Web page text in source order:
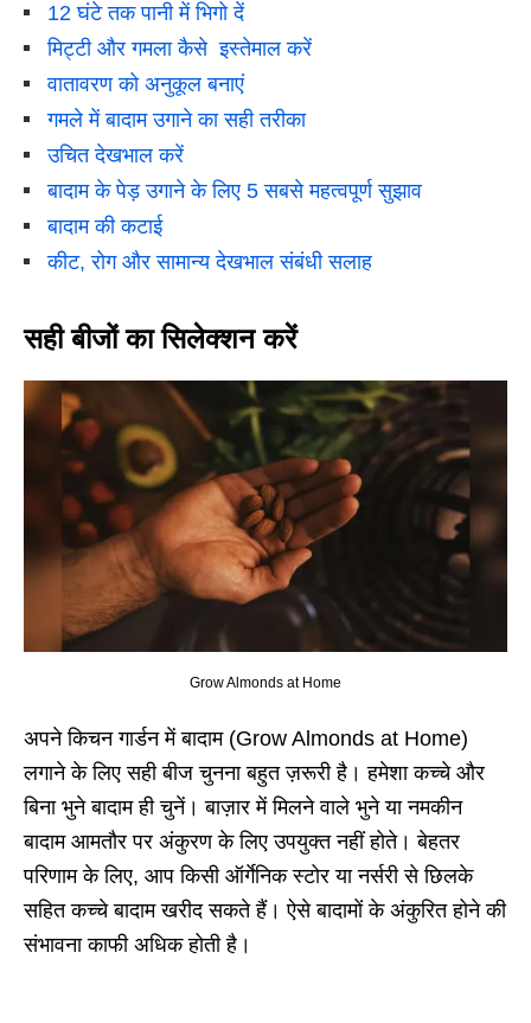
12 घंटे तक पानी में भिगो दें
मिट्टी और गमला कैसे इस्तेमाल करें
वातावरण को अनुकूल बनाएं
गमले में बादाम उगाने का सही तरीका
उचित देखभाल करें
बादाम के पेड़ उगाने के लिए 5 सबसे महत्वपूर्ण सुझाव
बादाम की कटाई
कीट, रोग और सामान्य देखभाल संबंधी सलाह
सही बीजों का सिलेक्शन करें
Grow Almonds at Home
अपने किचन गार्डन में बादाम (Grow Almonds at Home)
लगाने के लिए सही बीज चुनना बहुत ज़रूरी है। हमेशा कच्चे और
बिना भुने बादाम ही चुनें। बाज़ार में मिलने वाले भुने या नमकीन
बादाम आमतौर पर अंकुरण के लिए उपयुक्त नहीं होते। बेहतर
परिणाम के लिए, आप किसी ऑर्गेनिक स्टोर या नर्सरी से छिलके
सहित कच्चे बादाम खरीद सकते हैं। ऐसे बादामों के अंकुरित होने की
संभावना काफी अधिक होती है।